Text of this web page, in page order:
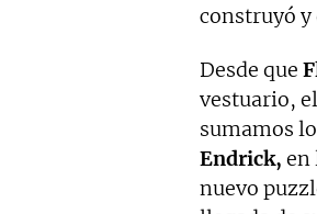
construyó y
Desde que
vestuario,
sumamos
Endrick, en
nuevo